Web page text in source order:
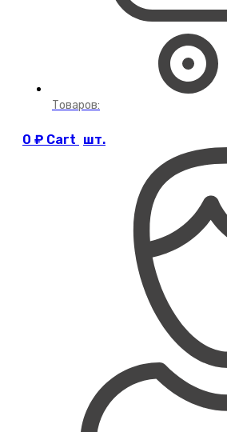
Товаров:
0 ₽ Cart